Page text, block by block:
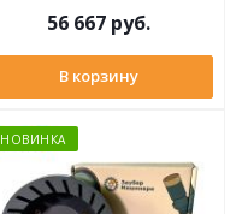
56 667 руб.
В корзину
НОВИНКА